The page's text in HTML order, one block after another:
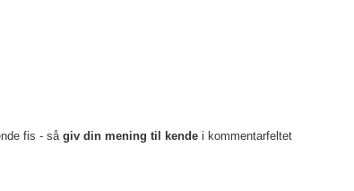
fis - så giv din mening til kendei kommentarfeltet